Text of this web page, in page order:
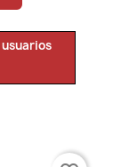
usuarios